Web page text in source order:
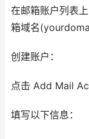
在邮箱账户列表
箱域名
创建账户：
点击 Add Mail
填写以下信息：